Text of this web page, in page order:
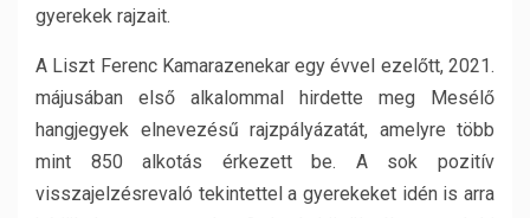
gyerekek rajzait.
A Liszt Ferenc Kamarazenekar egy évvel ezelőtt, 2021.
májusában első alkalommal hirdette meg Mesélő
hangjegyek elnevezésű rajzpályázatát, amelyre több
mint 850 alkotás érkezett be. A sok pozitív
visszajelzésrevaló tekintettel a gyerekeket idén is arra